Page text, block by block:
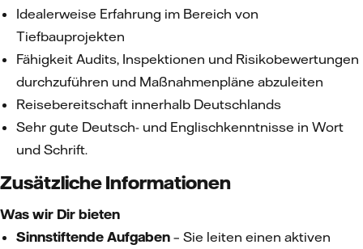
Idealerweise Erfahrung im Bereich von
Tiefbauprojekten
Fähigkeit Audits, Inspektionen und Risikobewertungen
durchzuführen und Maßnahmenpläne abzuleiten
Reisebereitschaft innerhalb Deutschlands
Sehr gute Deutsch- und Englischkenntnisse in Wort
und Schrift.
Zusätzliche Informationen
Was wir Dir bieten
Sinnstiftende Aufgaben – Sie leiten einen aktiven